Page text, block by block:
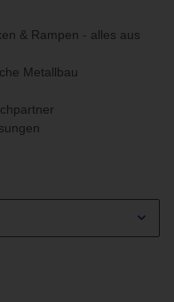
& Rampen - alles aus
Metallbau